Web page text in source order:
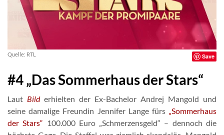
Quelle: RTL Save
#4 „Das Sommerhaus der Stars“
Laut Bilderhielten der Ex-Bachelor Andrej Mangold und
seine damalige Freundin Jennifer Lange fürs „Sommerhaus
der Stars“ 100.000 Euro „Schmerzensgeld“ – dennoch die